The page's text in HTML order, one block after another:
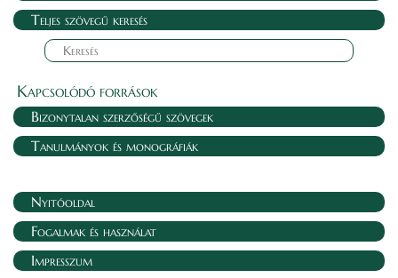
Teljes szövegű keresés
Kapcsolódó források
Bizonytalan szerzőségű szövegek
Tanulmányok és monográfiák
Nyitóoldal
Fogalmak és használat
Impresszum